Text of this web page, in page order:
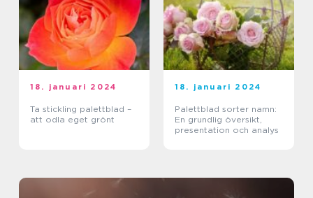
18. januari 2024
Ta stickling palettblad –
att odla eget grönt
18. januari 2024
Palettblad sorter namn:
En grundlig översikt,
presentation och analys